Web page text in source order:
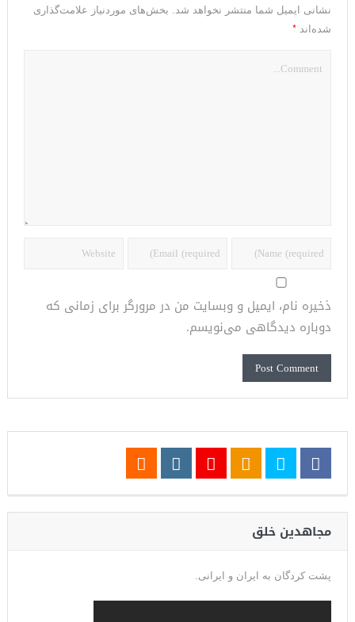
نشانی ایمیل شما منتشر نخواهد شد.
بخش‌های موردنیاز علامت‌گذاری
شده‌اند *
ذخیره نام، ایمیل و وبسایت من در مرورگر برای زمانی که
دوباره دیدگاهی می‌نویسم.
مجاهدین خلق
پشت کردگان به ایران و ایرانی.